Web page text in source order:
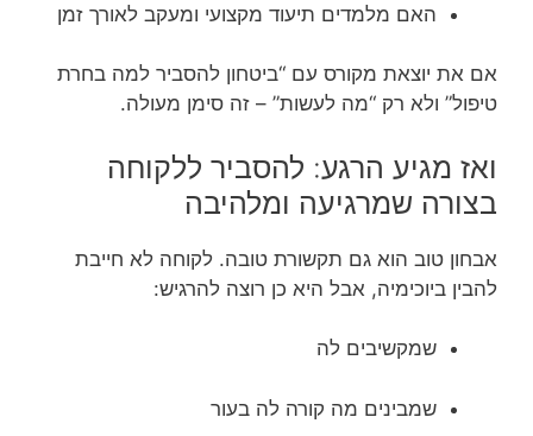
האם מלמדים תיעוד מקצועי ומעקב לאורך זמן
אם את יוצאת מקורס עם “ביטחון להסביר למה בחרת
טיפול” ולא רק “מה לעשות” – זה סימן מעולה.
ואז מגיע הרגע: להסביר ללקוחה
בצורה שמרגיעה ומלהיבה
אבחון טוב הוא גם תקשורת טובה. לקוחה לא חייבת
להבין ביוכימיה, אבל היא כן רוצה להרגיש:
שמקשיבים לה
שמבינים מה קורה לה בעור